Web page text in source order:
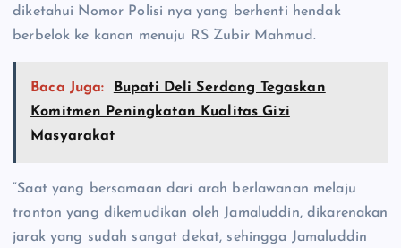
diketahui Nomor Polisi nya yang berhenti hendak
berbelok ke kanan menuju RS Zubir Mahmud.
Baca Juga:
Bupati Deli Serdang Tegaskan
Komitmen Peningkatan Kualitas Gizi
Masyarakat
“Saat yang bersamaan dari arah berlawanan melaju
tronton yang dikemudikan oleh Jamaluddin, dikarenakan
jarak yang sudah sangat dekat, sehingga Jamaluddin